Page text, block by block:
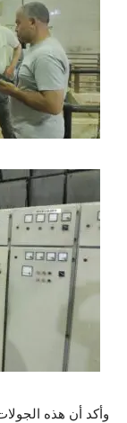
وأكد أن هذه